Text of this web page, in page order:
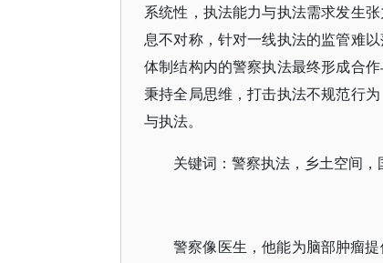
系统性，执法能力与执法需求发生
息不对称，针对一线执法的监管难
体制结构内的警察执法最终形成合
秉持全局思维，打击执法不规范行
与执法。
关键词：警察执法，乡土空间
警察像医生，他能为脑部肿瘤